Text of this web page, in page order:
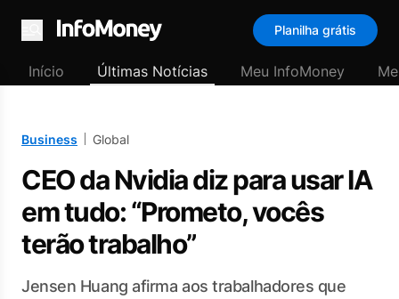
Menu
Planilha grátis
Início Últimas Notícias Meu InfoMoney
Business Global
CEO da Nvidia diz para usar IA
em tudo: “Prometo, vocês
terão trabalho”
Jensen Huang afirma aos trabalhadores que